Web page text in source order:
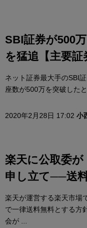
SBI証券が500
を猛追【主要証
ネット証券最大手のSBI
座数が500万を突破した
2020年2月28日 17:02 小
楽天に公取委が
申し立て──送
楽天が運営する楽天市場
で一律送料無料とする方
会が ...